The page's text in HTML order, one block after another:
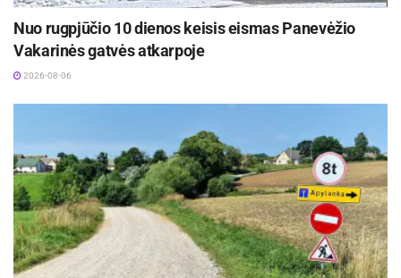
Nuo rugpjūčio 10 dienos keisis eismas Panevėžio
Vakarinės gatvės atkarpoje
2026-08-06